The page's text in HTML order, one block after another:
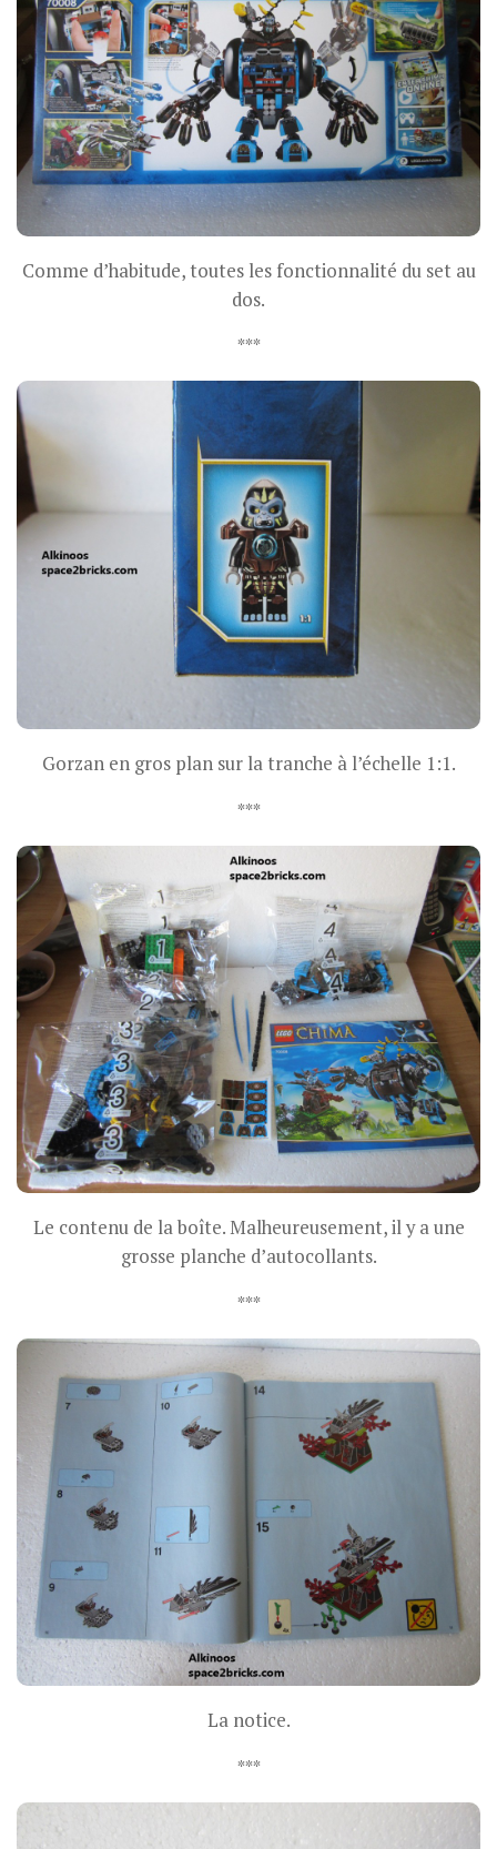
Comme d’habitude, toutes les fonctionnalité du set au
dos.
***
Gorzan en gros plan sur la tranche à l’échelle 1:1.
***
Le contenu de la boîte. Malheureusement, il y a une
grosse planche d’autocollants.
***
La notice.
***